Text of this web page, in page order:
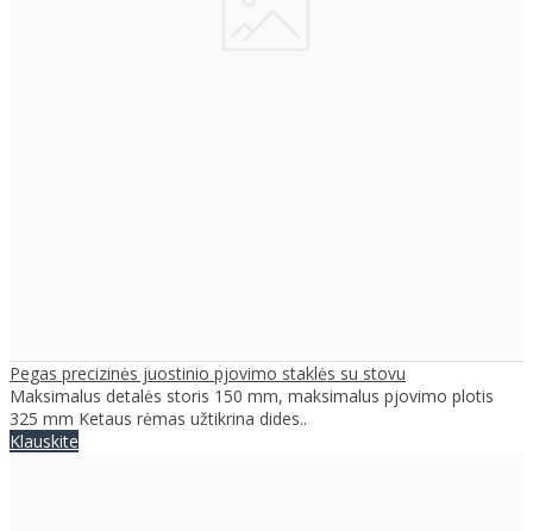
Pegas precizinės juostinio pjovimo staklės su stovu
Maksimalus detalės storis 150 mm, maksimalus pjovimo plotis
325 mm Ketaus rėmas užtikrina dides..
Klauskite